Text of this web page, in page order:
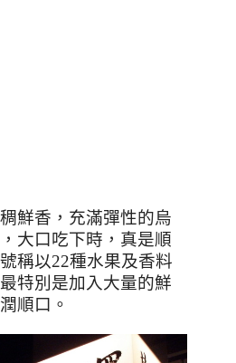
鮮香 ，充滿彈性的烏
大口吃下時，真是順
稱以22種水果及香料
最特別是加入大量的鮮
順口 。